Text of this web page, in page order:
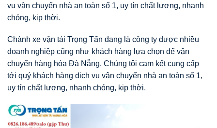
vụ vận chuyển nhà an toàn số 1, uy tín chất lượng, nhanh
chóng, kịp thời.
Chành xe vận tải Trọng Tấn đang là công ty được nhiều
doanh nghiệp cũng như khách hàng lựa chọn để vận
chuyển hàng hóa Đà Nẵng. Chúng tôi cam kết cung cấp
tới quý khách hàng dịch vụ vận chuyển nhà an toàn số 1,
uy tín chất lượng, nhanh chóng, kịp thời.